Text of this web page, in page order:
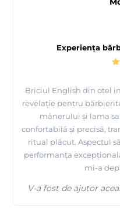
Experiența
Briciul English din oțel
revelație pentru
mânerului și lama
confortabilă și precisă,
ritual plăcut. Aspectul
performanța
mi-a
V-a fost de ajutor